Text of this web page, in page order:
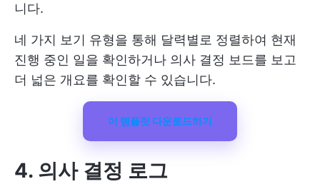
니다.
네 가지 보기 유형을 통해 달력별로 정렬하여 현재
진행 중인 일을 확인하거나 의사 결정 보드를 보고
더 넓은 개요를 확인할 수 있습니다.
이 템플릿 다운로드하기
4. 의사 결정 로그